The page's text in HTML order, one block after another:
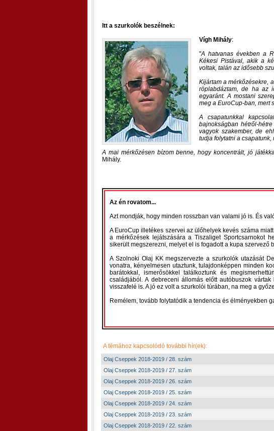
Itt a szurkolók beszélnek:
Vígh Mihály:
A hatvanas években a
Kékesi Pistával, akik a
voltak, talán az idősebb
Kijártam a mérkőzésekre,
röplabdáztam, de ha az
egyaránt. A mostani
meg a EuroCup-ban, mert
A csapatunkkal
bajnokságban hétről-
vagyok szakember, de
tudja folytatni a
A mai mérkőzésen bízom benne, hogy koncentrált, jó
Mihály.
Az én rovatom...
Azt mondják, hogy minden rosszban van valami jó is. És
A EuroCup illetékes szervei az ülőhelyek kevés száma
a mérkőzések lejátszására a Tiszaliget Sportcsarnokot
sikerült megszerezni, melyet el is fogadott a kupa szervező
A Szolnoki Olaj KK megszervezte a szurkolók utazását
vonatra, kényelmesen utaztunk, tulajdonképpen minden
barátokkal, ismerősökkel találkoztunk és
családjából. A debreceni állomás előtt autóbuszok
visszafelé is. A jó ez volt a szurkolói túrában, na meg a
Remélem, tovább folytatódik a tendencia és élményekben
A témához kapcsolódó további hír(ek):
Olaj Cseppek 2018-2019 / 28. szám
Olaj Cseppek 2018-2019 / 27. szám
Olaj Cseppek 2018-2019 / 26. szám
Olaj Cseppek 2018-2019 / 25. szám
Olaj Cseppek 2018-2019 / 24. szám
Olaj Cseppek 2018-2019 / 23. szám
Olaj Cseppek 2018-2019 / 22. szám